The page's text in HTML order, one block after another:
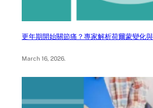
更年期開始關節痛？專家解析荷爾蒙變化
March 16, 2026.